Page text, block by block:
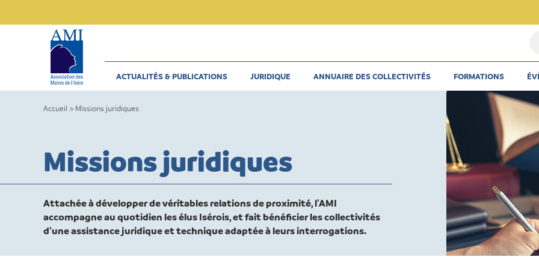
un
un
ACTUALITÉS & PUBLICATIONS JURIDIQUE ANNUAIRE DES COLLECTIVITÉS FORMATIONS
Accueil > Missions juridiques
Missions juridiques
Attachée à développer de véritables relations de proximité, l’AMI
accompagne au quotidien les élus Isérois, et fait bénéficier les collectivités
d’une assistance juridique et technique adaptée à leurs interrogations.